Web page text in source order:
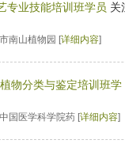
专业技能培训班学员 关
南山植物园 [详细内容]
物分类与鉴定培训班学
国医学科学院药 [详细内容]